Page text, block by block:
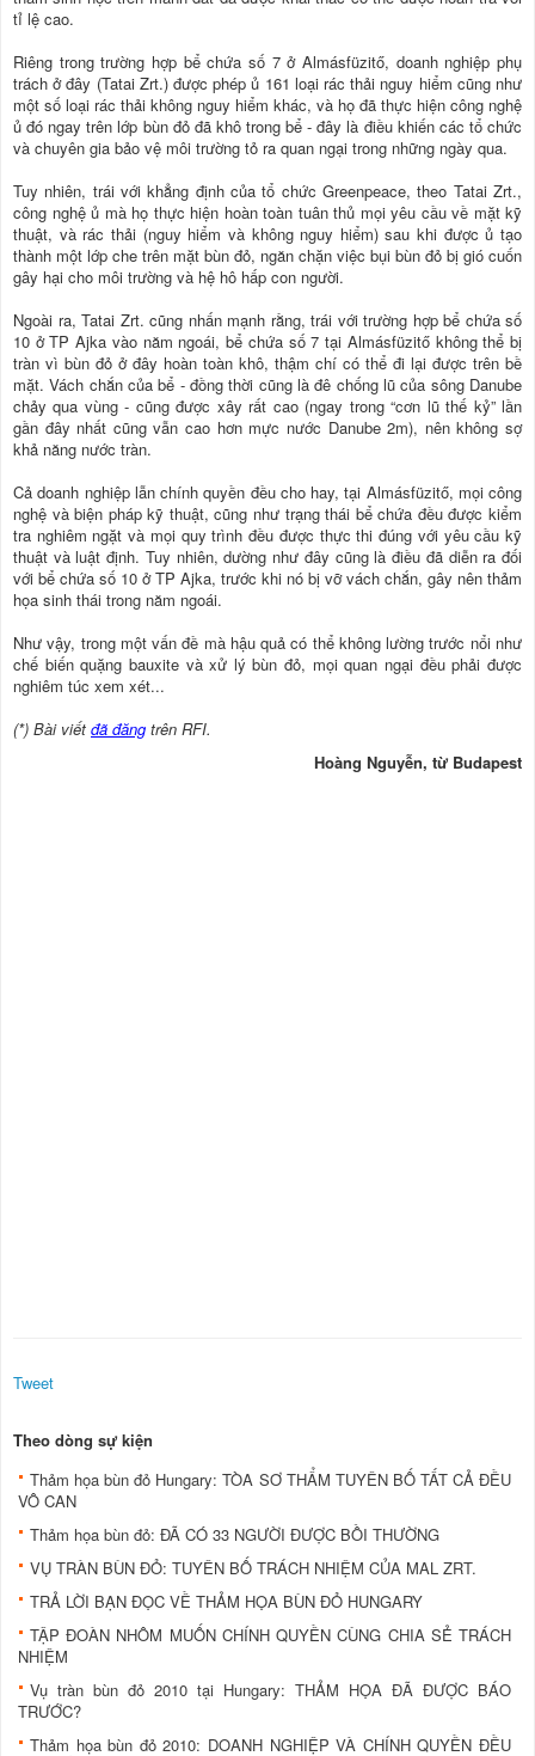
tỉ lệ cao.
Riêng trong trường hợp bể chứa số 7 ở Almásfüzitő, doanh nghiệp phụ
trách ở đây (Tatai Zrt.) được phép ủ 161 loại rác thải nguy hiểm cũng như
một số loại rác thải không nguy hiểm khác, và họ đã thực hiện công nghệ
ủ đó ngay trên lớp bùn đỏ đã khô trong bể - đây là điều khiến các tổ chức
và chuyên gia bảo vệ môi trường tỏ ra quan ngại trong những ngày qua.
Tuy nhiên, trái với khẳng định của tổ chức Greenpeace, theo Tatai Zrt.,
công nghệ ủ mà họ thực hiện hoàn toàn tuân thủ mọi yêu cầu về mặt kỹ
thuật, và rác thải (nguy hiểm và không nguy hiểm) sau khi được ủ tạo
thành một lớp che trên mặt bùn đỏ, ngăn chặn việc bụi bùn đỏ bị gió cuốn
gây hại cho môi trường và hệ hô hấp con người.
Ngoài ra, Tatai Zrt. cũng nhấn mạnh rằng, trái với trường hợp bể chứa số
10 ở TP Ajka vào năm ngoái, bể chứa số 7 tại Almásfüzitő không thể bị
tràn vì bùn đỏ ở đây hoàn toàn khô, thậm chí có thể đi lại được trên bề
mặt. Vách chắn của bể - đồng thời cũng là đê chống lũ của sông Danube
chảy qua vùng - cũng được xây rất cao (ngay trong “cơn lũ thế kỷ” lần
gần đây nhất cũng vẫn cao hơn mực nước Danube 2m), nên không sợ
khả năng nước tràn.
Cả doanh nghiệp lẫn chính quyền đều cho hay, tại Almásfüzitő, mọi công
nghệ và biện pháp kỹ thuật, cũng như trạng thái bể chứa đều được kiểm
tra nghiêm ngặt và mọi quy trình đều được thực thi đúng với yêu cầu kỹ
thuật và luật định. Tuy nhiên, dường như đây cũng là điều đã diễn ra đối
với bể chứa số 10 ở TP Ajka, trước khi nó bị vỡ vách chắn, gây nên thảm
họa sinh thái trong năm ngoái.
Như vậy, trong một vấn đề mà hậu quả có thể không lường trước nổi như
chế biến quặng bauxite và xử lý bùn đỏ, mọi quan ngại đều phải được
nghiêm túc xem xét...
(*) Bài viết đã đăng trên RFI.
Hoàng Nguyễn, từ Budapest
Tweet
Theo dòng sự kiện
Thảm họa bùn đỏ Hungary: TÒA SƠ THẨM TUYÊN BỐ TẤT CẢ ĐỀU
VÔ CAN
Thảm họa bùn đỏ: ĐÃ CÓ 33 NGƯỜI ĐƯỢC BỒI THƯỜNG
VỤ TRÀN BÙN ĐỎ: TUYÊN BỐ TRÁCH NHIỆM CỦA MAL ZRT.
TRẢ LỜI BẠN ÐỌC VỀ THẢM HỌA BÙN ÐỎ HUNGARY
TẬP ÐOÀN NHÔM MUỐN CHÍNH QUYỀN CÙNG CHIA SẺ TRÁCH
NHIỆM
Vụ tràn bùn đỏ 2010 tại Hungary: THẢM HỌA ÐÃ ÐƯỢC BÁO
TRƯỚC?
Thảm họa bùn đỏ 2010: DOANH NGHIỆP VÀ CHÍNH QUYỀN ÐỀU